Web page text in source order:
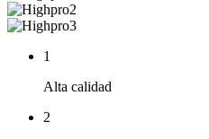
1
Alta calidad
2